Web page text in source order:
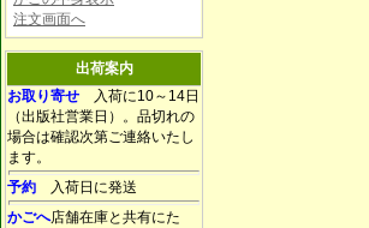
注文画面へ
出荷案内
お取り寄せ 入荷に10～14日
（出版社営業日）。品切れの
場合は確認次第ご連絡いたし
ます。
予約 入荷日に発送
かごへ店舗在庫と共有にた